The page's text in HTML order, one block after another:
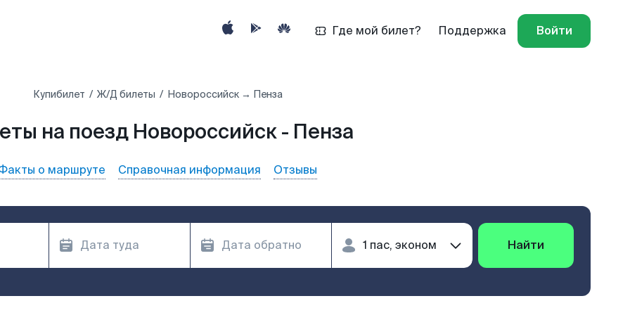
Где мой билет? Поддержка Войти
Купибилет Ж/Д билеты Новороссийск → Пенза
на поезд Новороссийск - Пенза
о маршруте Справочная информация Отзывы
Найти